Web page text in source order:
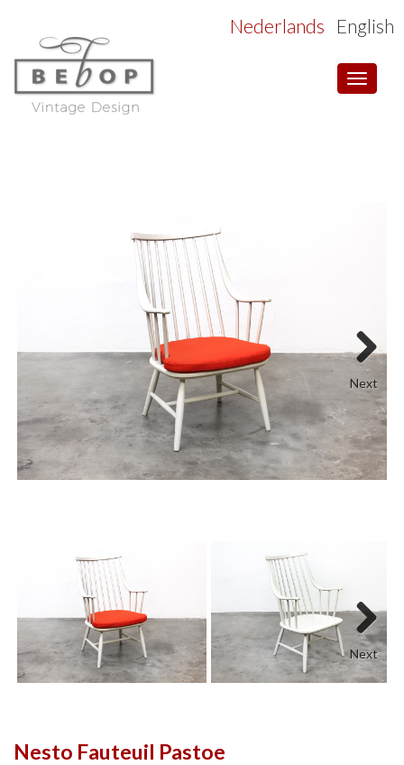
Toggle
Nederlands English
Next
Next
Nesto Fauteuil Pastoe